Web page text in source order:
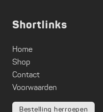
Shortlinks
Home
Shop
Contact
Voorwaarden
Bestelling herroepen